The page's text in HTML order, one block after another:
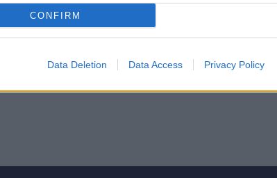
CONFIRM
Data Deletion Data Access Privacy Policy
indukčne kalené tvrdosť 58
dvojkomponentné mäkčené
s rukoväťou - redukuje
ISO 90001
2